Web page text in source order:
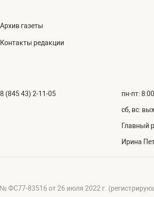
Архив газеты
Контакты редакции
8 (845 43) 2-11-05 пн-пт:
сб, вс:
Главный
Ирина
ФС77-83516 от 26 июля 2022 г.